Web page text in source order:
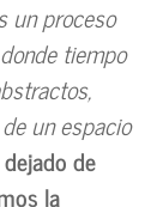
un proceso
tiempo
un espacio
de
la